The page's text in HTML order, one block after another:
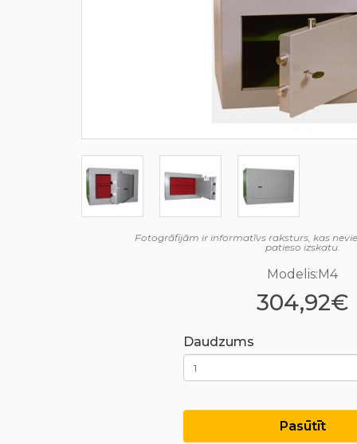
Fotogrāfijām ir informatīvs raksturs, kas
patieso izskatu.
Modelis:M4
304,92€
Daudzums
Pasūtīt